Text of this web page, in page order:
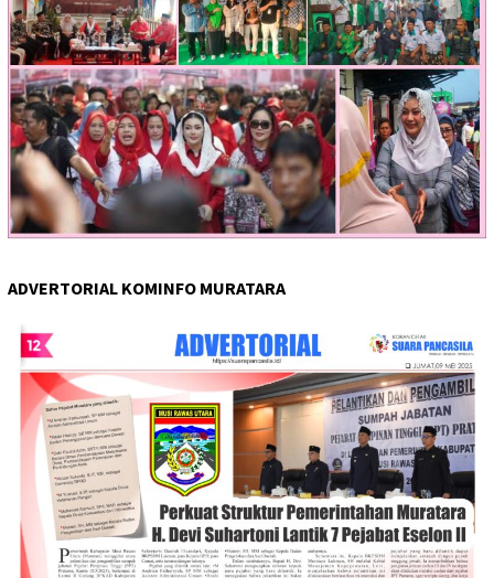
ADVERTORIAL KOMINFO MURATARA